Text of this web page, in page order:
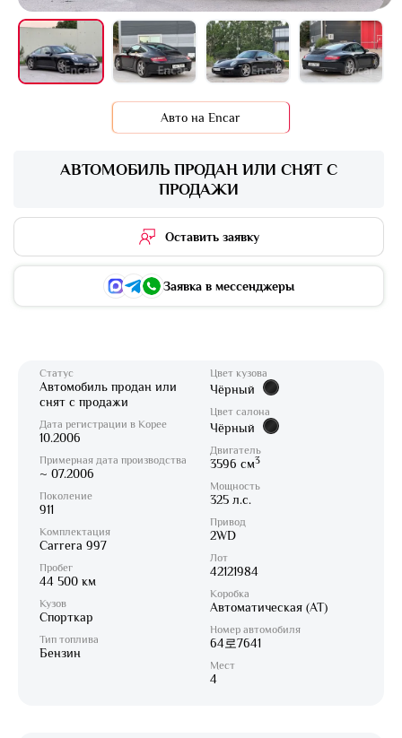
АВТОМОБИЛЬ ПРОДАН ИЛИ СНЯТ С
ПРОДАЖИ
Оставить заявку
Заявка в мессенджеры
Статус
Автомобиль продан или
снят с продажи
Дата регистрации в Корее
10.2006
Примерная дата производства
~ 07.2006
Поколение
911
Комплектация
Carrera 997
Пробег
44 500 км
Кузов
Спорткар
Тип топлива
Бензин
Цвет кузова
Чёрный
Цвет салона
Чёрный
Двигатель
3596 см3
Мощность
325 л.с.
Привод
2WD
Лот
42121984
Коробка
Автоматическая (AT)
Номер автомобиля
64로7641
Мест
4
Авто на Encar